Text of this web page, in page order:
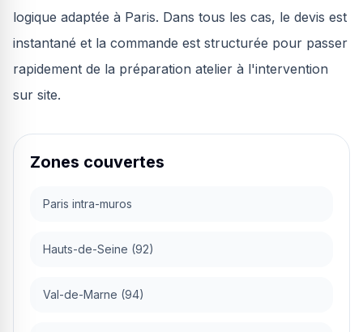
logique adaptée à Paris. Dans tous les cas, le devis est
instantané et la commande est structurée pour passer
rapidement de la préparation atelier à l'intervention
sur site.
Zones couvertes
Paris intra-muros
Hauts-de-Seine (92)
Val-de-Marne (94)